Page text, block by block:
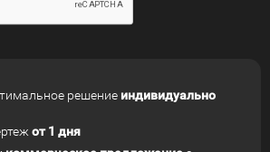
решение индивидуально
от 1 дня